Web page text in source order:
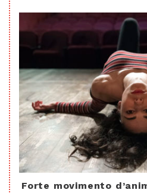
Forte movimento